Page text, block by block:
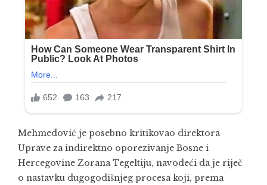
Mehmedović je posebno kritikovao direktora
Uprave za indirektno oporezivanje Bosne i
Hercegovine Zorana Tegeltiju, navodeći da je riječ
o nastavku dugogodišnjeg procesa koji, prema